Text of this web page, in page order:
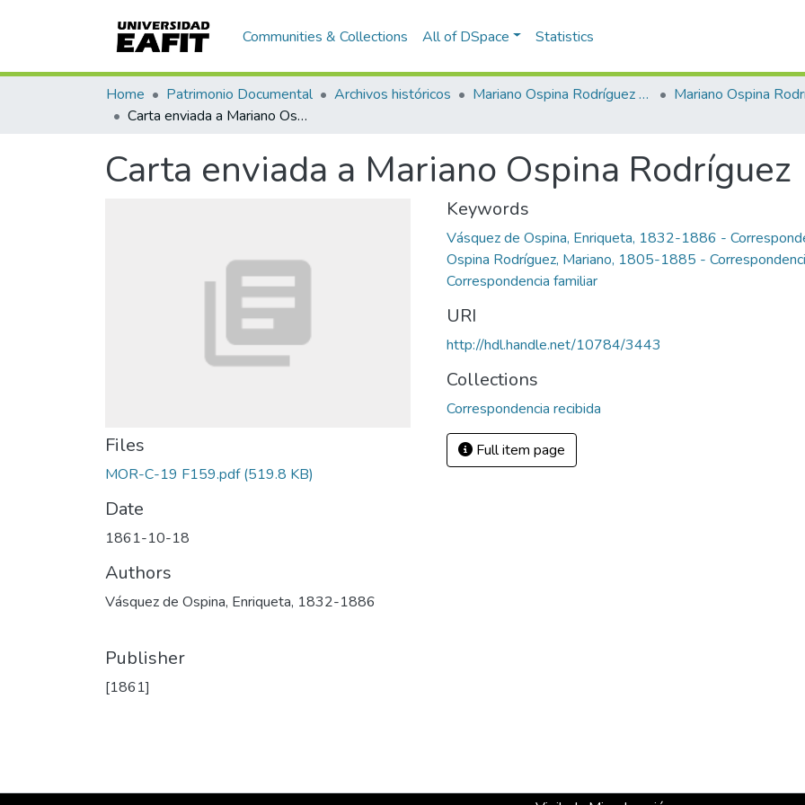
Communities & Collections All of DSpace Statistics
Home Patrimonio Documental Archivos históricos Mariano Ospina Rodríguez (1826 -1912) Mariano Ospina
Carta enviada a Mariano Ospina Rodríguez
Carta enviada a Mariano Ospina Rodríguez
Files
MOR-C-19 F159.pdf(519.8 KB)
Date
1861-10-18
Authors
Vásquez de Ospina, Enriqueta, 1832-1886
Publisher
[1861]
Keywords
Vásquez de Ospina, Enriqueta, 1832-1886 -
Ospina Rodríguez, Mariano, 1805-1885 -
Correspondencia familiar
URI
http://hdl.handle.net/10784/3443
Collections
Correspondencia recibida
Full item page